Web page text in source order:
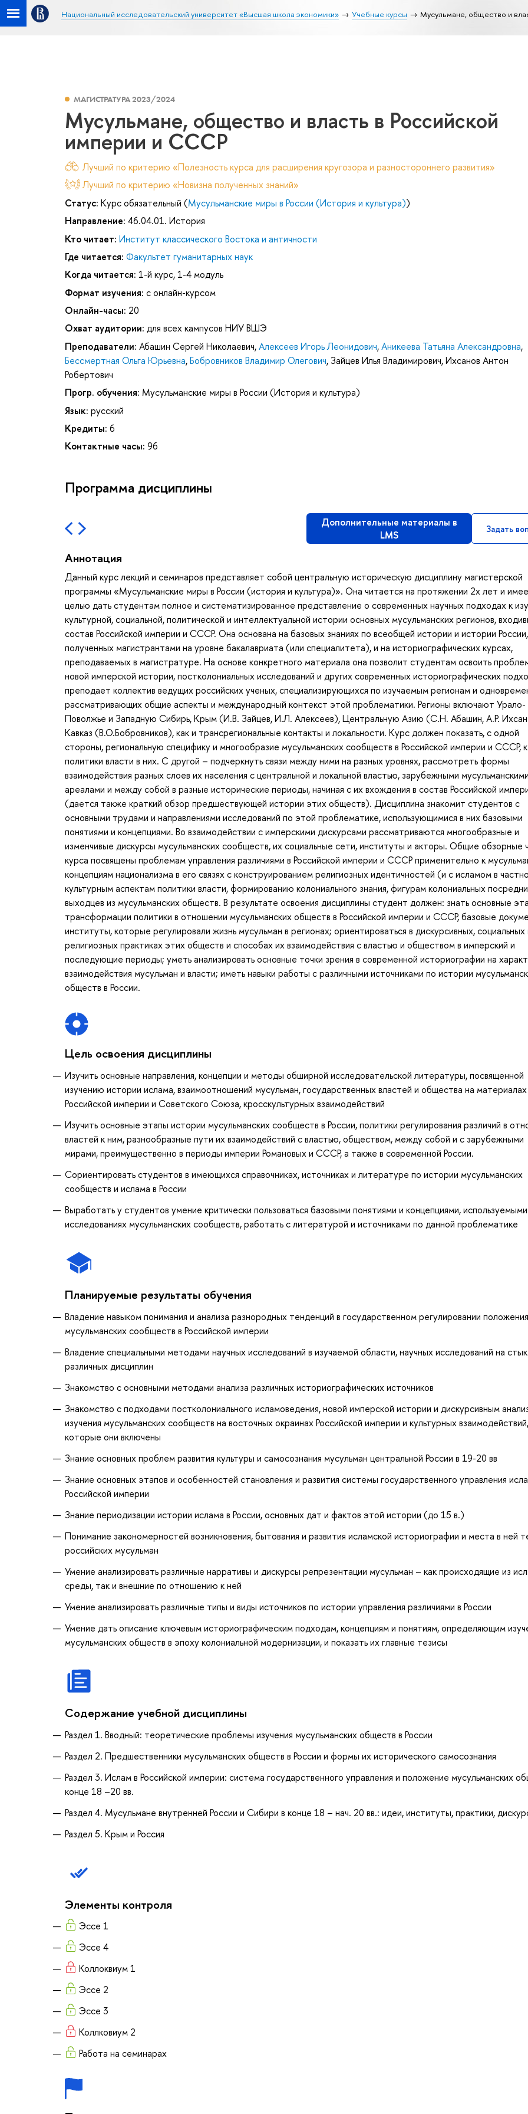
Национальный исследовательский университет «Высшая школа экономики» Учебные курсы Мусульмане, общество и
МАГИСТРАТУРА 2023/2024
Мусульмане, общество и власть в Российской
империи и СССР
Лучший по критерию «Полезность курса для расширения кругозора и разностороннего развития»
Лучший по критерию «Новизна полученных знаний»
Статус: Курс обязательный (Мусульманские миры в России (История и культура))
Направление: 46.04.01. История
Кто читает: Институт классического Востока и античности
Где читается: Факультет гуманитарных наук
Когда читается: 1-й курс, 1-4 модуль
Формат изучения: с онлайн-курсом
Онлайн-часы: 20
Охват аудитории: для всех кампусов НИУ ВШЭ
Преподаватели: Абашин Сергей Николаевич,Алексеев Игорь Леонидович,Аникеева Татьяна Александровна,
Бессмертная Ольга Юрьевна,Бобровников Владимир Олегович, Зайцев Илья Владимирович,Ихсанов Антон
Робертович
Прогр. обучения: Мусульманские миры в России (История и культура)
Язык: русский
Кредиты: 6
Контактные часы: 96
Программа дисциплины
Дополнительные материалы в
LMS
Задать
Аннотация
Данный курс лекций и семинаров представляет собой центральную историческую дисциплину магистерской
программы «Мусульманские миры в России (история и культура)». Она читается на протяжении 2х лет и
целью дать студентам полное и систематизированное представление о современных научных подходах к
культурной, социальной, политической и интеллектуальной истории основных мусульманских регионов,
состав Российской империи и СССР. Она основана на базовых знаниях по всеобщей истории и истории России,
полученных магистрантами на уровне бакалавриата (или специалитета), и на историографических курсах,
преподаваемых в магистратуре. На основе конкретного материала она позволит студентам освоить
новой имперской истории, постколониальных исследований и других современных историографических
преподает коллектив ведущих российских ученых, специализирующихся по изучаемым регионам и
рассматривающих общие аспекты и международный контекст этой проблематики. Регионы включают Урало-
Поволжье и Западную Сибирь, Крым (И.В. Зайцев, И.Л. Алексеев), Центральную Азию (С.Н. Абашин, А.Р.
Кавказ (В.О.Бобровников), как и трансрегиональные контакты и локальности. Курс должен показать, с одной
стороны, региональную специфику и многообразие мусульманских сообществ в Российской империи и СССР,
политики власти в них. С другой – подчеркнуть связи между ними на разных уровнях, рассмотреть формы
взаимодействия разных слоев их населения с центральной и локальной властью, зарубежными мусульманскими
ареалами и между собой в разные исторические периоды, начиная с их вхождения в состав Российской
(дается также краткий обзор предшествующей истории этих обществ). Дисциплина знакомит студентов с
основными трудами и направлениями исследований по этой проблематике, использующимися в них базовыми
понятиями и концепциями. Во взаимодействии с имперскими дискурсами рассматриваются многообразные и
изменчивые дискурсы мусульманских сообществ, их социальные сети, институты и акторы. Общие обзорные
курса посвящены проблемам управления различиями в Российской империи и СССР применительно к
концепциям национализма в его связях с конструированием религиозных идентичностей (и с исламом в
культурным аспектам политики власти, формированию колониального знания, фигурам колониальных
выходцев из мусульманских обществ. В результате освоения дисциплины студент должен: знать основные
трансформации политики в отношении мусульманских обществ в Российской империи и СССР, базовые
институты, которые регулировали жизнь мусульман в регионах; ориентироваться в дискурсивных, социальных
религиозных практиках этих обществ и способах их взаимодействия с властью и обществом в имперский и
последующие периоды; уметь анализировать основные точки зрения в современной историографии на
взаимодействия мусульман и власти; иметь навыки работы с различными источниками по истории
обществ в России.
Цель освоения дисциплины
Изучить основные направления, концепции и методы обширной исследовательской литературы, посвященной
изучению истории ислама, взаимоотношений мусульман, государственных властей и общества на материалах
Российской империи и Советского Союза, кросскультурных взаимодействий
Изучить основные этапы истории мусульманских сообществ в России, политики регулирования различий в
властей к ним, разнообразные пути их взаимодействий с властью, обществом, между собой и с зарубежными
мирами, преимущественно в периоды империи Романовых и СССР, а также в современной России.
Сориентировать студентов в имеющихся справочниках, источниках и литературе по истории мусульманских
сообществ и ислама в России
Выработать у студентов умение критически пользоваться базовыми понятиями и концепциями,
исследованиях мусульманских сообществ, работать с литературой и источниками по данной проблематике
Планируемые результаты обучения
Владение навыком понимания и анализа разнородных тенденций в государственном регулировании положения
мусульманских сообществ в Российской империи
Владение специальными методами научных исследований в изучаемой области, научных исследований на
различных дисциплин
Знакомство с основными методами анализа различных историографических источников
Знакомство с подходами постколониального исламоведения, новой имперской истории и дискурсивным
изучения мусульманских сообществ на восточных окраинах Российской империи и культурных
которые они включены
Знание основных проблем развития культуры и самосознания мусульман центральной России в 19-20 вв
Знание основных этапов и особенностей становления и развития системы государственного управления
Российской империи
Знание периодизации истории ислама в России, основных дат и фактов этой истории (до 15 в.)
Понимание закономерностей возникновения, бытования и развития исламской историографии и места в ней
российских мусульман
Умение анализировать различные нарративы и дискурсы репрезентации мусульман – как происходящие из
среды, так и внешние по отношению к ней
Умение анализировать различные типы и виды источников по истории управления различиями в России
Умение дать описание ключевым историографическим подходам, концепциям и понятиям, определяющим
мусульманских обществ в эпоху колониальной модернизации, и показать их главные тезисы
Содержание учебной дисциплины
Раздел 1. Вводный: теоретические проблемы изучения мусульманских обществ в России
Раздел 2. Предшественники мусульманских обществ в России и формы их исторического самосознания
Раздел 3. Ислам в Российской империи: система государственного управления и положение мусульманских
конце 18 –20 вв.
Раздел 4. Мусульмане внутренней России и Сибири в конце 18 – нач. 20 вв.: идеи, институты, практики,
Раздел 5. Крым и Россия
Элементы контроля
Эссе 1
Эссе 4
Коллоквиум 1
Эссе 2
Эссе 3
Коллковиум 2
Работа на семинарах